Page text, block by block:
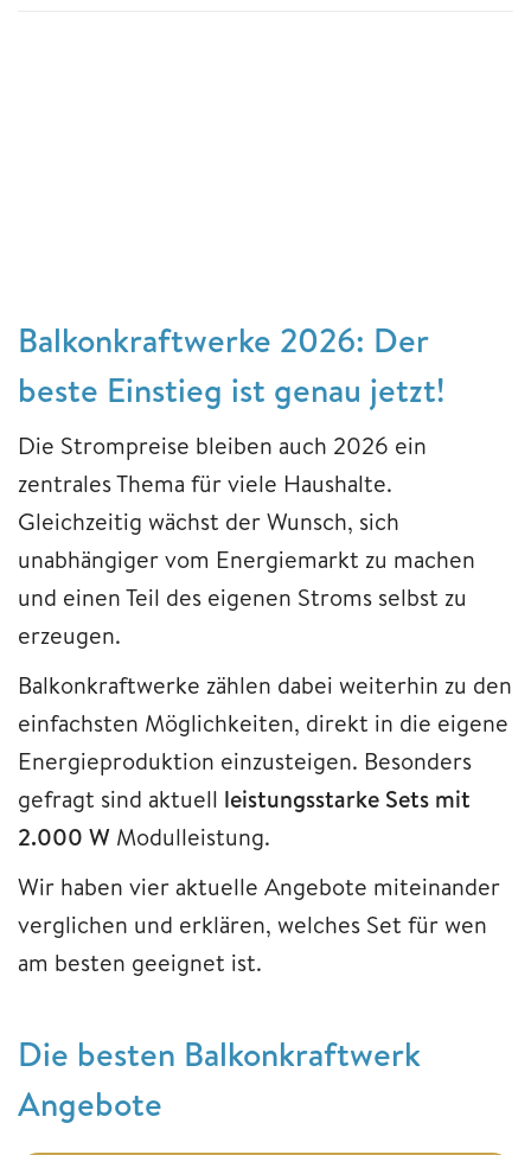
Balkonkraftwerke 2026: Der
beste Einstieg ist genau jetzt!
Die Strompreise bleiben auch 2026 ein
zentrales Thema für viele Haushalte.
Gleichzeitig wächst der Wunsch, sich
unabhängiger vom Energiemarkt zu machen
und einen Teil des eigenen Stroms selbst zu
erzeugen.
Balkonkraftwerke zählen dabei weiterhin zu den
einfachsten Möglichkeiten, direkt in die eigene
Energieproduktion einzusteigen. Besonders
gefragt sind aktuell leistungsstarke Sets mit
2.000 W Modulleistung.
Wir haben vier aktuelle Angebote miteinander
verglichen und erklären, welches Set für wen
am besten geeignet ist.
Die besten Balkonkraftwerk
Angebote